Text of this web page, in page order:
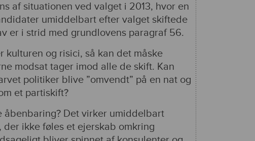
af situationen ved valget i 2013, hvor en
umiddelbart efter valget skiftede
er i strid med grundlovens paragraf 56.
kulturen og risici, så kan det måske
modsat tager imod alle de skift. Kan
politiker blive ”omvendt” på en nat og
et partiskift?
åbenbaring? Det virker umiddelbart
ikke føles et ejerskab omkring